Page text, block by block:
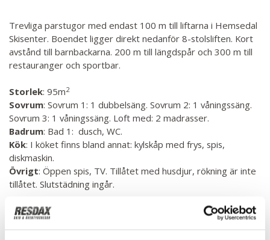
Trevliga parstugor med endast 100 m till liftarna i Hemsedal
Skisenter. Boendet ligger direkt nedanför 8-stolsliften. Kort
avstånd till barnbackarna. 200 m till längdspår och 300 m till
restauranger och sportbar.
Storlek: 95m2
Sovrum: Sovrum 1: 1 dubbelsäng. Sovrum 2: 1 våningssäng.
Sovrum 3: 1 våningssäng. Loft med: 2 madrasser.
Badrum: Bad 1: dusch, WC.
Kök: I köket finns bland annat: kylskåp med frys, spis,
diskmaskin.
Övrigt: Öppen spis, TV. Tillåtet med husdjur, rökning är inte
tillåtet. Slutstädning ingår.
Alla inkvarteringar i Hemsedal är självhushåll (undantag för
hotell) så glöm inte att ta med lakan & handduk om ni